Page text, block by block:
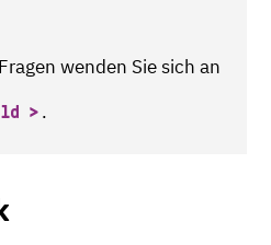
wenden Sie sich an
.